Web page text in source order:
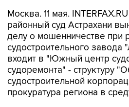
Москва. 11 мая.
районный суд Астрахани
делу о мошенничестве при
судостроительного завода
входит в "Южный центр
судоремонта" - структуру
судостроительной
прокуратура региона в